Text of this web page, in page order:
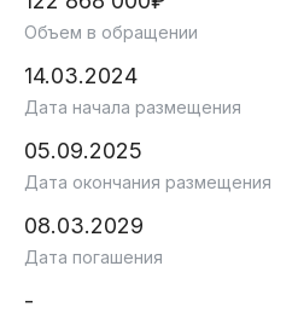
Объем в обращении
14.03.2024
Дата начала размещения
05.09.2025
Дата окончания размещения
08.03.2029
Дата погашения
-